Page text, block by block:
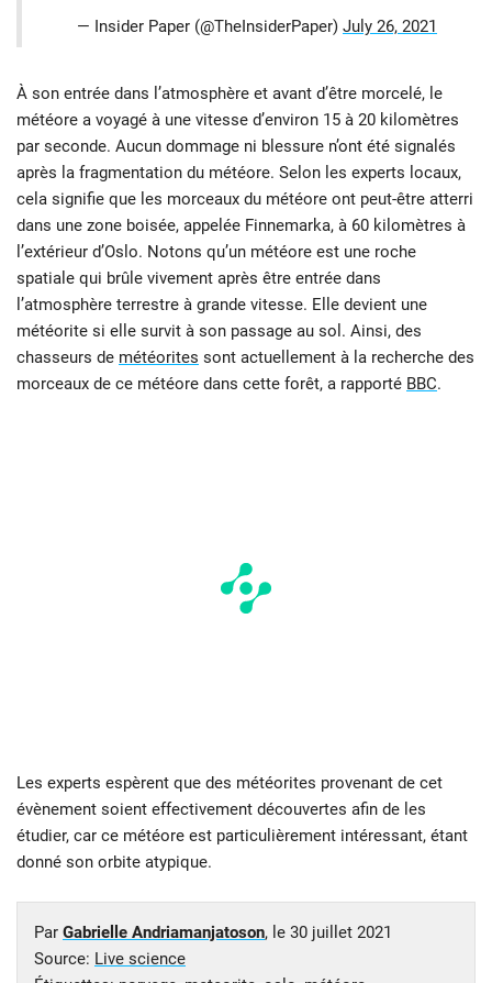
— Insider Paper (@TheInsiderPaper) July 26, 2021
À son entrée dans l’atmosphère et avant d’être morcelé, le
météore a voyagé à une vitesse d’environ 15 à 20 kilomètres
par seconde. Aucun dommage ni blessure n’ont été signalés
après la fragmentation du météore. Selon les experts locaux,
cela signifie que les morceaux du météore ont peut-être atterri
dans une zone boisée, appelée Finnemarka, à 60 kilomètres à
l’extérieur d’Oslo. Notons qu’un météore est une roche
spatiale qui brûle vivement après être entrée dans
l’atmosphère terrestre à grande vitesse. Elle devient une
météorite si elle survit à son passage au sol. Ainsi, des
chasseurs de météorites sont actuellement à la recherche des
morceaux de ce météore dans cette forêt, a rapporté BBC.
Les experts espèrent que des météorites provenant de cet
évènement soient effectivement découvertes afin de les
étudier, car ce météore est particulièrement intéressant, étant
donné son orbite atypique.
Par Gabrielle Andriamanjatoson, le 30 juillet 2021
Source: Live science